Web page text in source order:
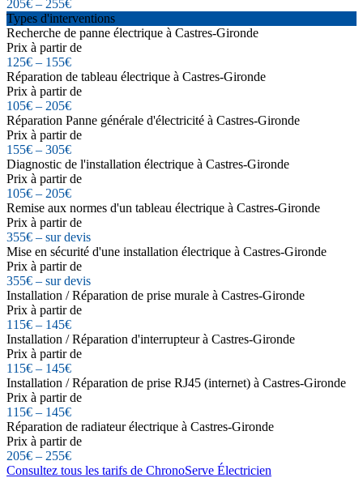
205€ – 255€
Types d'interventions
Recherche de panne électrique à Castres-Gironde
Prix à partir de
125€ – 155€
Réparation de tableau électrique à Castres-Gironde
Prix à partir de
105€ – 205€
Réparation Panne générale d'électricité à Castres-Gironde
Prix à partir de
155€ – 305€
Diagnostic de l'installation électrique à Castres-Gironde
Prix à partir de
105€ – 205€
Remise aux normes d'un tableau électrique à Castres-Gironde
Prix à partir de
355€ – sur devis
Mise en sécurité d'une installation électrique à Castres-Gironde
Prix à partir de
355€ – sur devis
Installation / Réparation de prise murale à Castres-Gironde
Prix à partir de
115€ – 145€
Installation / Réparation d'interrupteur à Castres-Gironde
Prix à partir de
115€ – 145€
Installation / Réparation de prise RJ45 (internet) à Castres-Gironde
Prix à partir de
115€ – 145€
Réparation de radiateur électrique à Castres-Gironde
Prix à partir de
205€ – 255€
Consultez tous les tarifs de ChronoServe Électricien